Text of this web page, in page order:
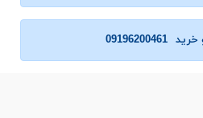
خرید 09196200461